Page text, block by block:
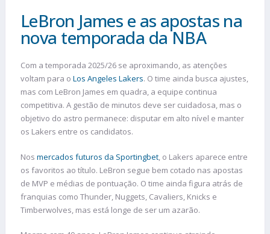
LeBron James e as apostas na
nova temporada da NBA
Com a temporada 2025/26 se aproximando, as atenções
voltam para o Los Angeles Lakers. O time ainda busca ajustes,
mas com LeBron James em quadra, a equipe continua
competitiva. A gestão de minutos deve ser cuidadosa, mas o
objetivo do astro permanece: disputar em alto nível e manter
os Lakers entre os candidatos.
Nos mercados futuros da Sportingbet, o Lakers aparece entre
os favoritos ao título. LeBron segue bem cotado nas apostas
de MVP e médias de pontuação. O time ainda figura atrás de
franquias como Thunder, Nuggets, Cavaliers, Knicks e
Timberwolves, mas está longe de ser um azarão.